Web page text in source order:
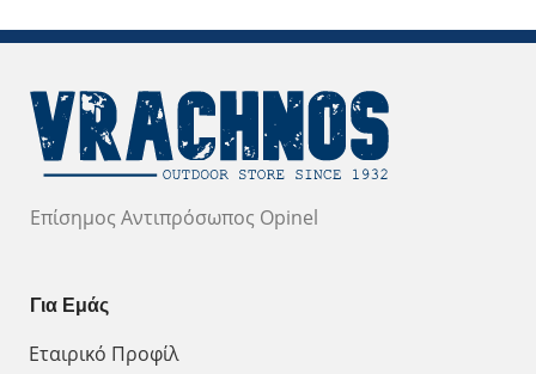
Επίσημος Αντιπρόσωπος Opinel
Για Εμάς
Εταιρικό Προφίλ